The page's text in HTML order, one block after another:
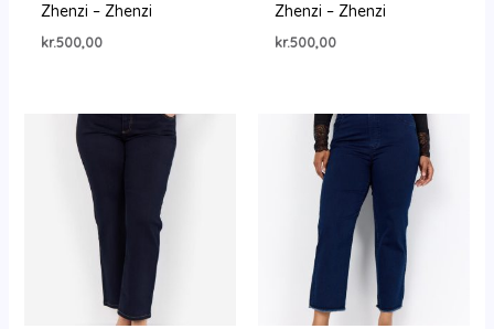
Zhenzi – Zhenzi
kr.500,00
Zhenzi – Zhenzi
kr.500,00